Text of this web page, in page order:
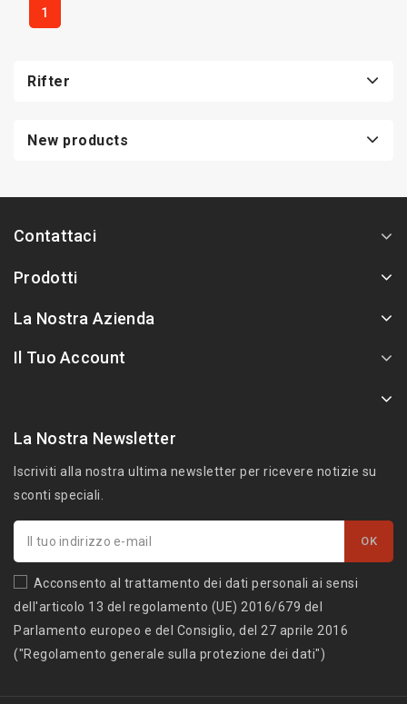
1
Rifter
New products
Contattaci
Prodotti
La Nostra Azienda
Il Tuo Account
La Nostra Newsletter
Iscriviti alla nostra ultima newsletter per ricevere notizie su
sconti speciali.
Acconsento al trattamento dei dati personali ai sensi
dell'articolo 13 del regolamento (UE) 2016/679 del
Parlamento europeo e del Consiglio, del 27 aprile 2016
("Regolamento generale sulla protezione dei dati")